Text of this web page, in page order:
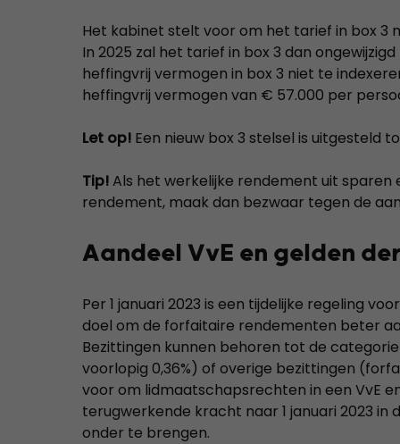
Het kabinet stelt voor om het tarief in box
In 2025 zal het tarief in box 3 dan
heffingvrij vermogen in box 3 niet te
heffingvrij vermogen van € 57.000 per
Let op! Een nieuw box 3 stelsel is uitgesteld
Tip!Als het werkelijke rendement uit
rendement, maak dan bezwaar tegen de
Aandeel VvE en gelden
Per 1 januari 2023 is een tijdelijke regeling
doel om de forfaitaire rendementen beter
Bezittingen kunnen behoren tot de
voorlopig 0,36%) of overige bezittingen
voor om lidmaatschapsrechten in een VvE
terugwerkende kracht naar 1 januari 2023
onder te brengen.